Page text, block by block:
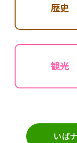
歴史
観光
いば